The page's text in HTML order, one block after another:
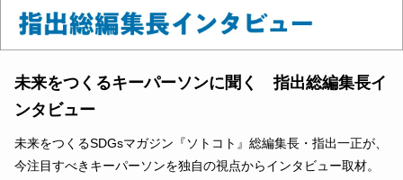
未来をつくるキーパーソンに聞く 指出総編集長イ
ンタビュー
未来をつくるSDGsマガジン『ソトコト』総編集長・指出一正が、
今注目すべきキーパーソンを独自の視点からインタビュー取材。